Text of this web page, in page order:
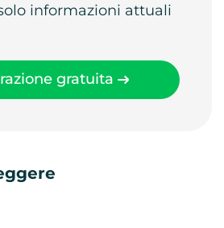
informazioni attuali
gratuita